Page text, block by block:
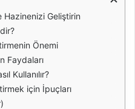
Hazinenizi Geliştirin
Önemi
Faydaları
Kullanılır?
için İpuçları